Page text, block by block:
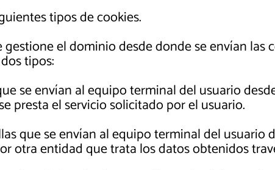
tipos de cookies.
el dominio desde donde se envían las
tipos:
se envían al equipo terminal del usuario
presta el servicio solicitado por el usuario.
que se envían al equipo terminal del
otra entidad que trata los datos obtenidos